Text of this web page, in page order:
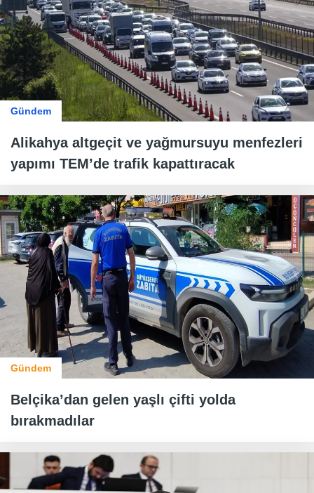
Gündem
Alikahya altgeçit ve yağmursuyu menfezleri
yapımı TEM’de trafik kapattıracak
Gündem
Belçika’dan gelen yaşlı çifti yolda
bırakmadılar